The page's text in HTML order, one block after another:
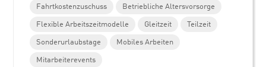
Fahrtkostenzuschuss
Betriebliche Altersvorsorge
Flexible Arbeitszeitmodelle
Gleitzeit
Teilzeit
Sonderurlaubstage
Mobiles Arbeiten
Mitarbeiterevents